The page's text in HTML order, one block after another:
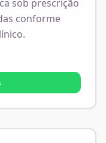
sob prescrição
conforme